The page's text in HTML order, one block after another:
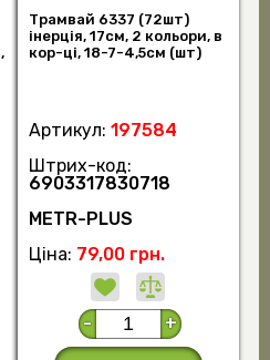
Трамвай 6337 (72шт)
інерція, 17см, 2 кольори, в
кор-ці, 18-7-4,5см (шт)
Артикул: 197584
Штрих-код:
6903317830718
METR-PLUS
Ціна: 79,00 грн.
- +